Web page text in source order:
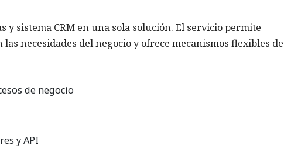
y sistema CRM en una sola solución. El servicio permite
necesidades del negocio y ofrece mecanismos flexibles de
de negocio
y API